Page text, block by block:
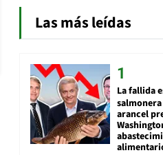
Las más leídas
La fallida
arancel